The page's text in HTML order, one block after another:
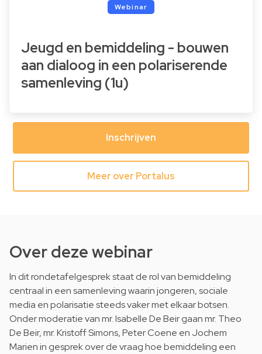
Jeugd en bemiddeling - bouwen
aan dialoog in een polariserende
samenleving (1u)
Webinar
Inschrijven
Meer over Portalus
Over deze webinar
In dit rondetafelgesprek staat de rol van bemiddeling
centraal in een samenleving waarin jongeren, sociale
media en polarisatie steeds vaker met elkaar botsen.
Onder moderatie van mr. Isabelle De Beir gaan mr. Theo
De Beir, mr. Kristoff Simons, Peter Coene en Jochem
Marien in gesprek over de vraag hoe bemiddeling een